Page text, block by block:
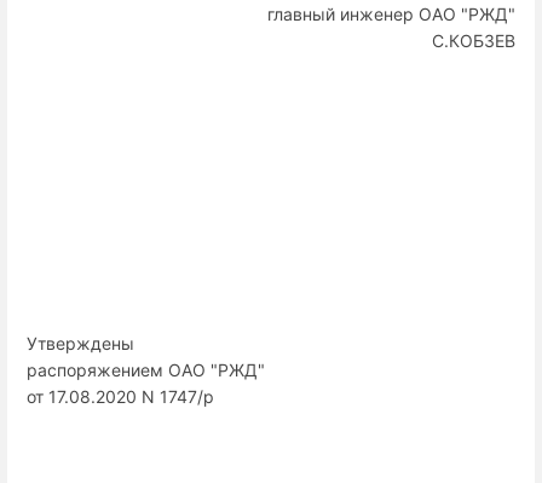
главный инженер ОАО "РЖД"
С.КОБЗЕВ
Утверждены
распоряжением ОАО "РЖД"
от 17.08.2020 N 1747/р